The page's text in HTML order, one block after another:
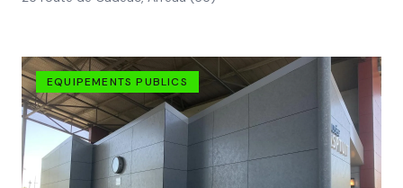
EQUIPEMENTS PUBLICS